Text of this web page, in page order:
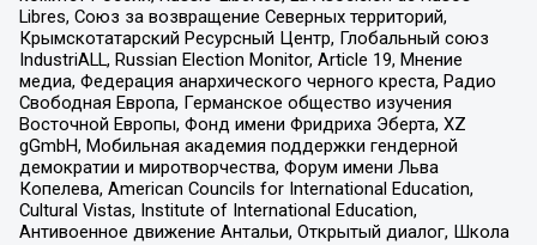
Libres, Союз за возвращение Северных территорий,
Крымскотатарский Ресурсный Центр, Глобальный союз
IndustriALL, Russian Election Monitor, Article 19, Мнение
медиа, Федерация анархического черного креста, Радио
Свободная Европа, Германское общество изучения
Восточной Европы, Фонд имени Фридриха Эберта, XZ
gGmbH, Мобильная академия поддержки гендерной
демократии и миротворчества, Форум имени Льва
Копелева, American Councils for International Education,
Cultural Vistas, Institute of International Education,
Антивоенное движение Антальи, Открытый диалог, Школа